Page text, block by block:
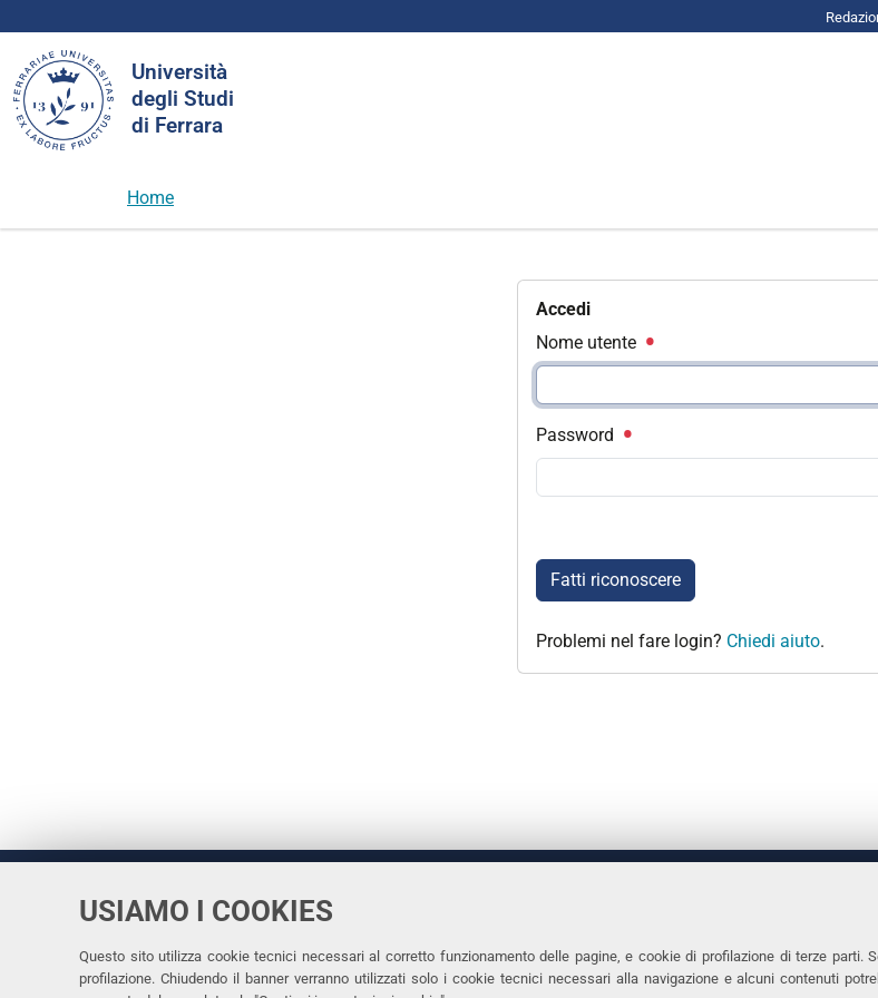
USIAMO I COOKIES
Questo sito utilizza cookie tecnici necessari al corretto funzionamento delle pagine, e cookie di profilazione di terze parti.
profilazione. Chiudendo il banner verranno utilizzati solo i cookie tecnici necessari alla navigazione e alcuni contenuti
Università
degli Studi
di Ferrara
nel
sito
Home
Accedi
Nome utente
Password
Fatti riconoscere
Problemi nel fare login? Chiedi aiuto.
Università
di Ferrara
Rettrice: Prof.ssa Laura Ramaciotti
via Ludovico Ariosto, 35 - 44121 Ferrara
Tel.